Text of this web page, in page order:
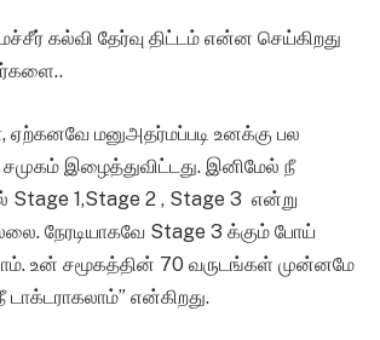
கல்வி தேர்வு திட்டம் என்ன செய்கிறது
ஏற்கனவே மனுஅதர்மப்படி உனக்கு பல
இழைத்துவிட்டது. இனிமேல் நீ
Stage 1,Stage 2 , Stage 3 என்று
நேரடியாகவே Stage 3 க்கும் போய்
உன் சமூகத்தின் 70 வருடங்கள் முன்னமே
என்கிறது.